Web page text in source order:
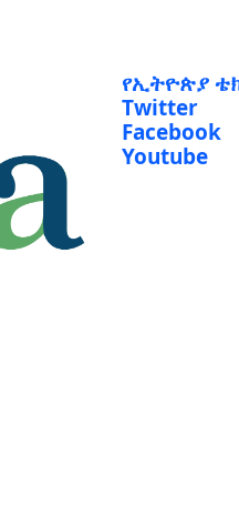
የኢትዮጵያ
Twitter
Facebook
Youtube